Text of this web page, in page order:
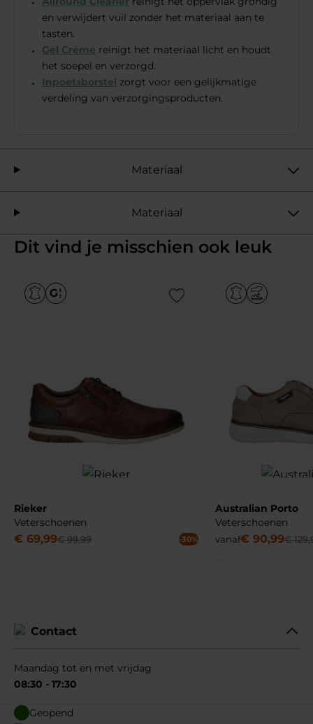
en verwijdert vuil zonder het materiaal aan te
tasten.
Gel Crème reinigt het materiaal licht en houdt
het soepel en verzorgd.
Inpoetsborstel zorgt voor een gelijkmatige
verdeling van verzorgingsproducten.
Materiaal
Materiaal
Dit vind je misschien ook leuk
Add to Wishlist
Rieker
Veterschoenen
€ 69,99€ 99,99 -30%
Australian Porto
Veterschoenen
vanaf€ 90,99€ 129,
Contact
Maandag tot en met vrijdag
08:30 - 17:30
Geopend